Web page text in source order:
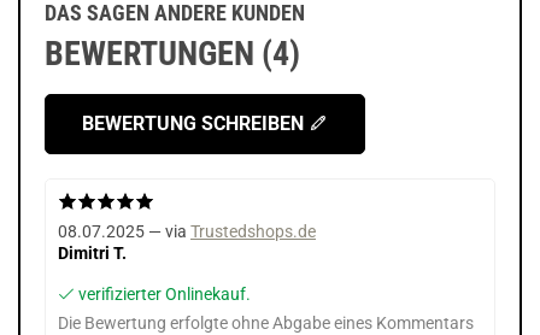
DAS SAGEN ANDERE KUNDEN
BEWERTUNGEN (4)
BEWERTUNG SCHREIBEN
08.07.2025 — via Trustedshops.de
Dimitri T.
verifizierter Onlinekauf.
Die Bewertung erfolgte ohne Abgabe eines Kommentars